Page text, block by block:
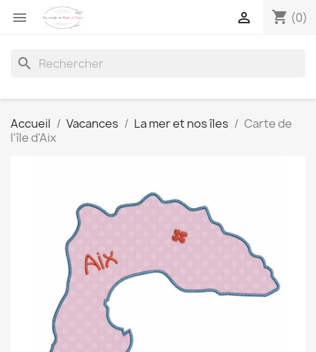
 shopping_cart (0)

search
Accueil Vacances La mer et nos îles
Carte de
l'île d'Aix